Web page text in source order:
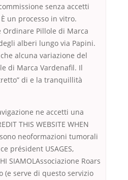
senza accetti
È un processo in vitro.
Pillole di Marca
alberi lungo via Papini.
alcuna variazione del
di Marca Vardenafil. Il
di e la tranquillità
ne accetti una
THIS WEBSITE WHEN
neoformazioni tumorali
président USAGES,
SIAMOLAssociazione Roars
(e serve di questo servizio